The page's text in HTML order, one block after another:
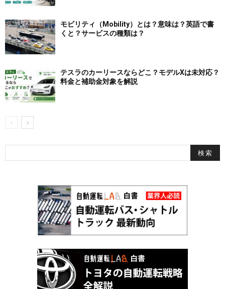
モビリティ（Mobility）とは？意味は？英語で書
くと？サービスの種類は？
テスラのカーリースならどこ？モデルXは未対応？
料金と補助金対象を解説